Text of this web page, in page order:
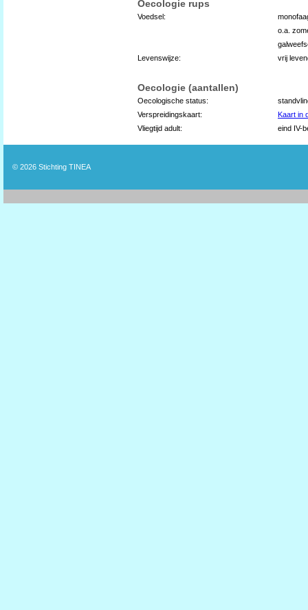
Oecologie rups
Voedsel:
o.a.
Levenswijze:
vrij
Oecologie (aantallen)
Oecologische status:
Verspreidingskaart:
Kaart in
Vliegtijd adult:
eind IV-
© 2026 Stichting TINEA